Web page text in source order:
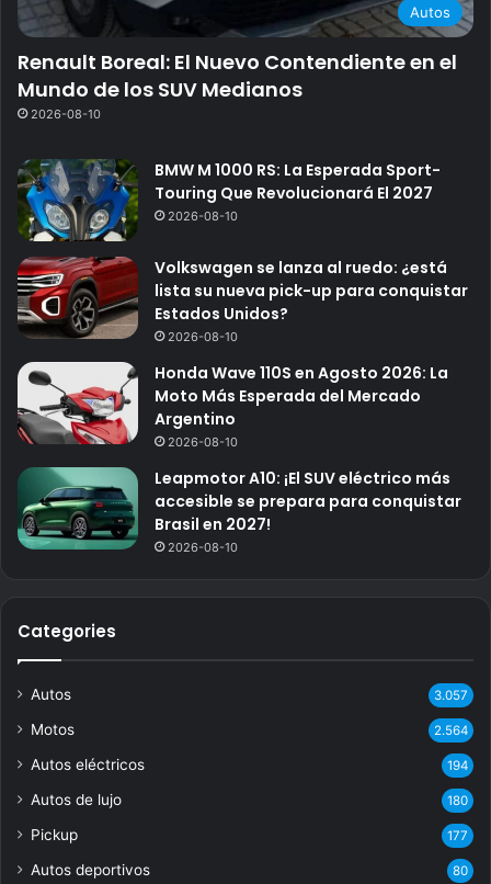
Autos
Renault Boreal: El Nuevo Contendiente en el
Mundo de los SUV Medianos
2026-08-10
BMW M 1000 RS: La Esperada Sport-
Touring Que Revolucionará El 2027
2026-08-10
Volkswagen se lanza al ruedo: ¿está
lista su nueva pick-up para conquistar
Estados Unidos?
2026-08-10
Honda Wave 110S en Agosto 2026: La
Moto Más Esperada del Mercado
Argentino
2026-08-10
Leapmotor A10: ¡El SUV eléctrico más
accesible se prepara para conquistar
Brasil en 2027!
2026-08-10
Categories
Autos 3.057
Motos 2.564
Autos eléctricos 194
Autos de lujo 180
Pickup 177
Autos deportivos 80